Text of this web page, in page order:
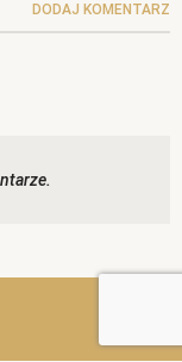
DODAJ KOMENTARZ